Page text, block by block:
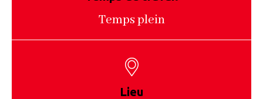
Temps plein
Lieu